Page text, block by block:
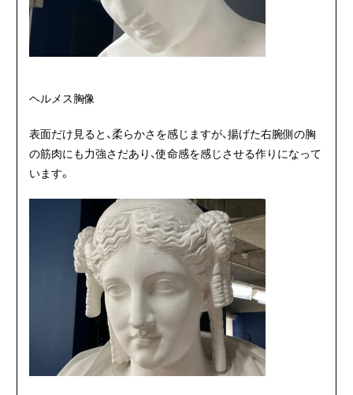
ヘルメス胸像
表面だけ見ると、柔らかさを感じますが、揚げた右腕側の胸
の筋肉にも力強さだあり、使命感を感じさせる作りになって
います。